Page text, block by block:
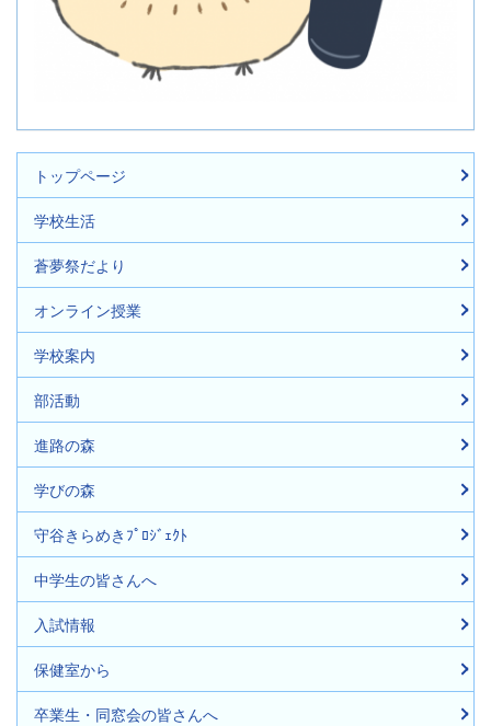
トップページ
学校生活
蒼夢祭だより
オンライン授業
学校案内
部活動
進路の森
学びの森
守谷きらめきﾌﾟﾛｼﾞｪｸﾄ
中学生の皆さんへ
入試情報
保健室から
卒業生・同窓会の皆さんへ